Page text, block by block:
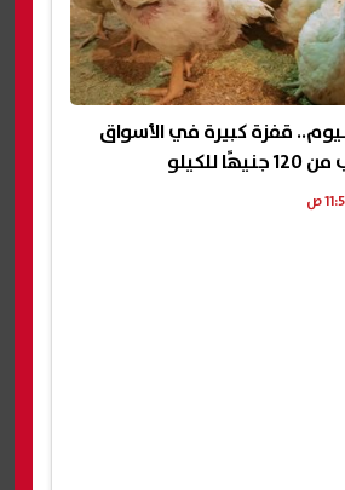
قفزة كبيرة في الأسواق
للكيلو